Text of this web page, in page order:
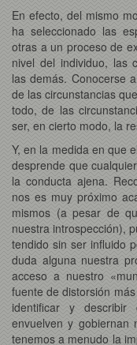
En efecto, del mismo
ha seleccionado las
otras a un proceso de
nivel del individuo, las
las demás. Conocerse
de las circunstancias
todo, de las
ser, en cierto modo, la
Y, en la medida en que
desprende que
la conducta ajena.
nos es muy próximo
mismos (a pesar de
nuestra introspección),
tendido sin ser influido
duda alguna nuestra
acceso a nuestro
fuente de distorsión
identificar y describir
envuelven y gobiernan
tenemos a menudo la